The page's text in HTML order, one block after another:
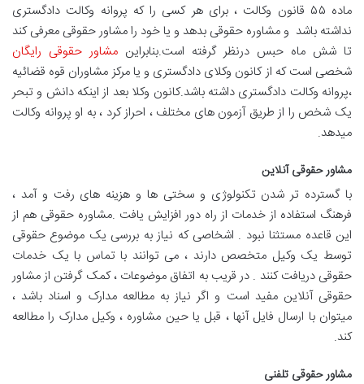
ماده ۵۵ قانون وکالت ، برای هر کسی را که پروانه وکالت دادگستری
نداشته باشد و مشاوره حقوقی بدهد و یا خود را مشاور حقوقی معرفی کند
تا شش ماه حبس درنظر گرفته است.بنابراین مشاور حقوقی رایگان
شخصی است که از کانون وکلای دادگستری و یا مرکز مشاوران قوه قضائیه
،پروانه وکالت دادگستری داشته باشد.کانون وکلا بعد از اینکه دانش و تبحر
یک شخص را از طریق آزمون های مختلف ، احراز کرد ، به او پروانه وکالت
میدهد.
مشاور حقوقی آنلاین
با گسترده تر شدن تکنولوژی و سختی ها و هزینه های رفت و آمد ،
فرهنگ استفاده از خدمات از راه دور افزایش یافت .مشاوره حقوقی هم از
این قاعده مستثنا نبود . اشخاصی که نیاز به بررسی یک موضوع حقوقی
توسط یک وکیل متخصص دارند ، می توانند با تماس با یک خدمات
حقوقی دریافت کنند . در قریب به اتفاق موضوعات ، کمک گرفتن از مشاور
حقوقی آنلاین مفید است و اگر نیاز به مطالعه مدارک و اسناد باشد ،
میتوان با ارسال فایل آنها ، قبل یا حین مشاوره ، وکیل مدارک را مطالعه
کند.
مشاور حقوقی تلفنی